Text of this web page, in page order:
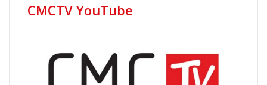
CMCTV YouTube